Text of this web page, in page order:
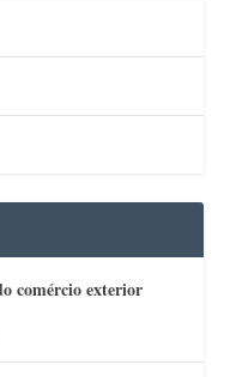
comércio exterior